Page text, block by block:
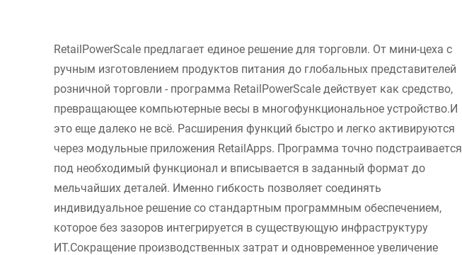
RetailPowerScale предлагает единое решение для торговли. От мини-цеха с
ручным изготовлением продуктов питания до глобальных представителей
розничной торговли - программа RetailPowerScale действует как средство,
превращающее компьютерные весы в многофункциональное устройство.И
это еще далеко не всё. Расширения функций быстро и легко активируются
через модульные приложения RetailApps. Программа точно подстраивается
под необходимый функционал и вписывается в заданный формат до
мельчайших деталей. Именно гибкость позволяет соединять
индивидуальное решение со стандартным программным обеспечением,
которое без зазоров интегрируется в существующую инфраструктуру
ИT.Сокращение производственных затрат и одновременное увеличение